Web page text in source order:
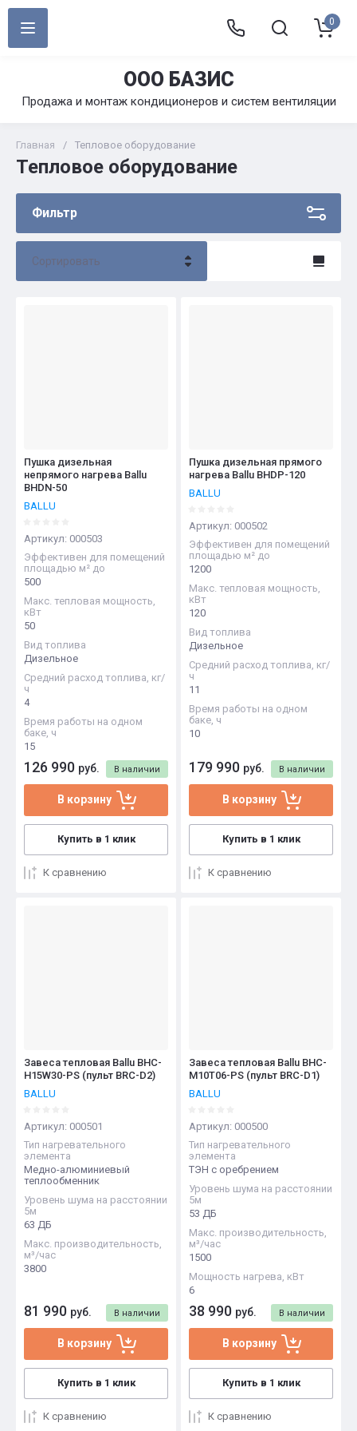
ООО БАЗИС
Продажа и монтаж кондиционеров и систем вентиляции
0
Главная / Тепловое оборудование
Тепловое оборудование
Фильтр
Сортировать
Пушка дизельная
непрямого нагрева Ballu
BHDN-50
BALLU
Артикул: 000503
Эффективен для помещений
площадью м² до
500
Макс. тепловая мощность,
кВт
50
Вид топлива
Дизельное
Средний расход топлива, кг/
ч
4
Время работы на одном
баке, ч
15
В наличии
126 990 руб.
В корзину
Купить в 1 клик
К сравнению
Пушка дизельная прямого
нагрева Ballu BHDP-120
BALLU
Артикул: 000502
Эффективен для помещений
площадью м² до
1200
Макс. тепловая мощность,
кВт
120
Вид топлива
Дизельное
Средний расход топлива, кг/
ч
11
Время работы на одном
баке, ч
10
В наличии
179 990 руб.
В корзину
Купить в 1 клик
К сравнению
Завеса тепловая Ballu BHC-
H15W30-PS (пульт BRC-D2)
BALLU
Артикул: 000501
Тип нагревательного
элемента
Медно-алюминиевый
теплообменник
Уровень шума на расстоянии
5м
63 ДБ
Макс. производительность,
м³/час
3800
В наличии
81 990 руб.
В корзину
Купить в 1 клик
К сравнению
Завеса тепловая Ballu BHC-
M10T06-PS (пульт BRC-D1)
BALLU
Артикул: 000500
Тип нагревательного
элемента
ТЭН с оребрением
Уровень шума на расстоянии
5м
53 ДБ
Макс. производительность,
м³/час
1500
Мощность нагрева, кВт
6
В наличии
38 990 руб.
В корзину
Купить в 1 клик
К сравнению